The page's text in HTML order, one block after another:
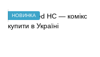
НОВИНКА